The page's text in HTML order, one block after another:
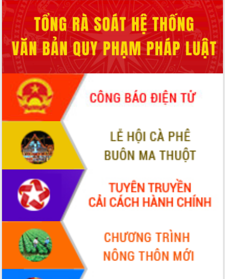
chúc mừng các bệnh viện nhân Ngày
Thầy thuốc Việt Nam
Rộn ràng lễ hội truyền thống Sông
nước Đà Nông lần thứ I năm 2026
Kỳ họp Chuyên đề lần thứ Năm, HĐND
tỉnh Đắk Lắk thông qua các nghị quyết
quan trọng
Thống nhất danh sách giới thiệu ứng
cử đại biểu Quốc hội khoá XVI và đại
biểu HĐND tỉnh Đắk Lắk, nhiệm kỳ
2026-2031
Phát động hai phong trào thi đua quan
trọng trong kỷ nguyên mới
Hội nghị lần thứ tư Ban Chỉ đạo công
tác bầu cử tỉnh Đắk Lắk
Hội nghị Báo cáo viên Trung ương
tháng 01/2026
Phó Thủ tướng Hồ Quốc Dũng đánh giá
cao kết quả Chiến dịch Quang Trung
Hội nghị Ban Chấp hành Đảng bộ tỉnh
Đắk Lắk lần thứ 2 (mở rộng)
Tập trung giải phóng mặt bằng, đẩy
nhanh tiến độ Tuyến đường bộ ven
biển